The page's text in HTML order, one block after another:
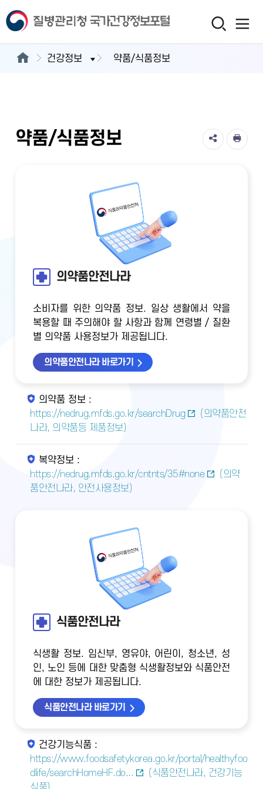
건강정보 약품/식품정보
약품/식품정보
의약품안전나라
소비자를 위한 의약품 정보. 일상 생활에서 약을
복용할 때 주의해야 할 사항과 함께 연령별 / 질환
별 의약품 사용정보가 제공됩니다.
의약품안전나라 바로가기
의약품 정보 :
https://nedrug.mfds.go.kr/searchDrug
(의약품안전
나라, 의약품등 제품정보)
복약정보 :
https://nedrug.mfds.go.kr/cntnts/35#none
(의약
품안전나라, 안전사용정보)
식품안전나라
식생활 정보. 임신부, 영유야, 어린이, 청소년, 성
인, 노인 등에 대한 맞춤형 식생활정보와 식품안전
에 대한 정보가 제공됩니다.
식품안전나라 바로가기
건강기능식품 :
https://www.foodsafetykorea.go.kr/portal/healthyfoo
dlife/searchHomeHF.do...
(식품안전나라, 건강기능